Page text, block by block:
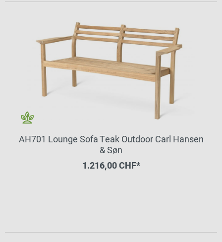
AH701 Lounge Sofa Teak Outdoor Carl Hansen
& Søn
1.216,00 CHF*